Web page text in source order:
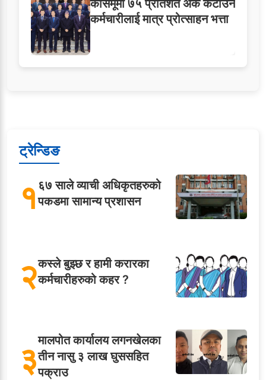
कासमूमा ७५ प्रतिशत अंक कटाउने
कर्मचारीलाई मात्र प्रोत्साहन भत्ता
ट्रेन्डिङ
१६७ साले व्याची अधिकृतहरुको
पकडमा सामान्य प्रशासन
२कस्ले बुझ्छ र हामी करारका
कर्मचारीहरुको कहर ?
३मालपोत कार्यालय लगनखेलका
तीन नासु ३ लाख घुससहित
पक्राउ